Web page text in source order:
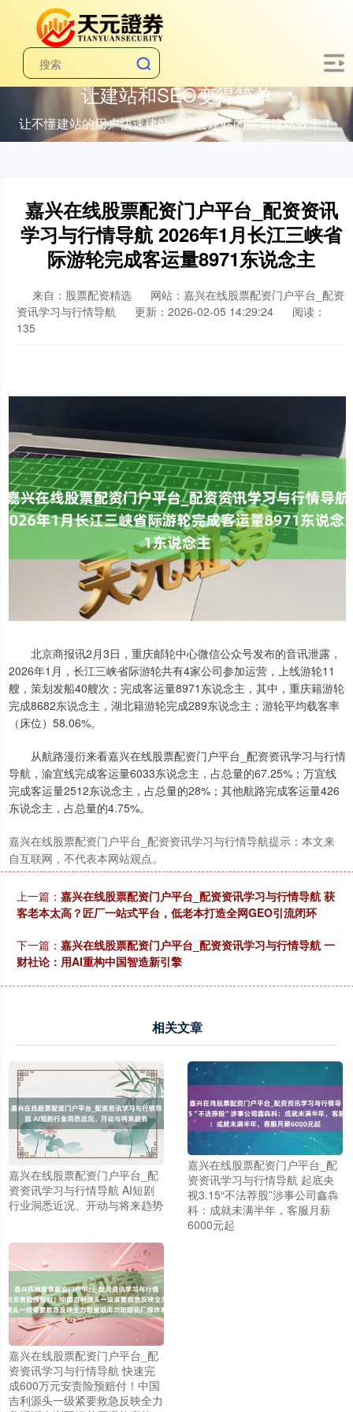
让建站和SEO变得简单
让不懂建站的用户快速建站，让会建站的提高建站效率！
嘉兴在线股票配资门户平台_配资资讯
学习与行情导航 2026年1月长江三峡省
际游轮完成客运量8971东说念主
来自：股票配资精选
网站：嘉兴在线股票配资门户平台_配资
资讯学习与行情导航
更新：2026-02-05 14:29:24
阅读：
135
北京商报讯2月3日，重庆邮轮中心微信公众号发布的音讯泄露，
2026年1月，长江三峡省际游轮共有4家公司参加运营，上线游轮11
艘，策划发船40艘次；完成客运量8971东说念主，其中，重庆籍游轮
完成8682东说念主，湖北籍游轮完成289东说念主；游轮平均载客率
（床位）58.06%。
从航路漫衍来看嘉兴在线股票配资门户平台_配资资讯学习与行情
导航，渝宜线完成客运量6033东说念主，占总量的67.25%；万宜线
完成客运量2512东说念主，占总量的28%；其他航路完成客运量426
东说念主，占总量的4.75%。
嘉兴在线股票配资门户平台_配资资讯学习与行情导航提示：本文来
自互联网，不代表本网站观点。
上一篇： 嘉兴在线股票配资门户平台_配资资讯学习与行情导航 获
客老本太高？匠厂一站式平台，低老本打造全网GEO引流闭环
下一篇： 嘉兴在线股票配资门户平台_配资资讯学习与行情导航 一
财社论：用AI重构中国智造新引擎
相关文章
嘉兴在线股票配资门户平台_配
资资讯学习与行情导航 AI短剧
行业洞悉近况、开动与将来趋势
嘉兴在线股票配资门户平台_配
资资讯学习与行情导航 起底央
视3.15“不法荐股”涉事公司鑫犇
科：成就未满半年，客服月薪
6000元起
嘉兴在线股票配资门户平台_配
资资讯学习与行情导航 快速完
成600万元安责险预赔付！中国
吉利源头一级紧要救急反映全力
上证综指 3940.04